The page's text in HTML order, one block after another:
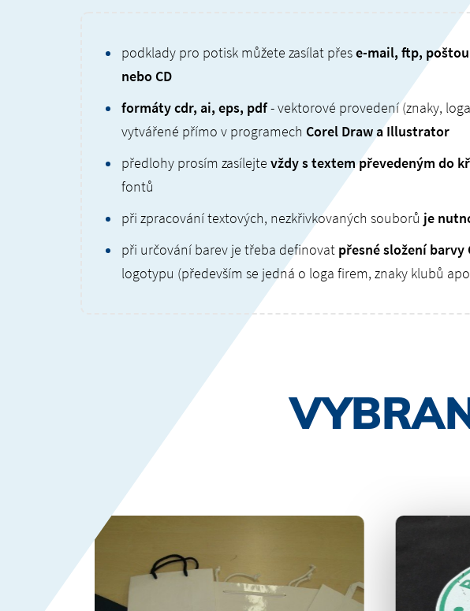
podklady pro potisk můžete zasílat přese-mail, ftp,
nebo CD
formáty cdr, ai, eps, pdf- vektorové provedení (znaky,
vytvářené přímo v programech Corel Draw a Illustrator
předlohy prosím zasílejte vždy s textem převedeným do
fontů
při zpracování textových, nezkřivkovaných souborů je
při určování barev je třeba definovat přesné složení barvy
logotypu (především se jedná o loga firem, znaky klubů